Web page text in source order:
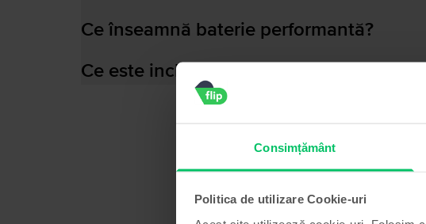
Consimțământ
Politica de utilizare Cookie-uri
Ce înseamnă baterie performantă?
Ce este inclus în cutia dispozitivului?